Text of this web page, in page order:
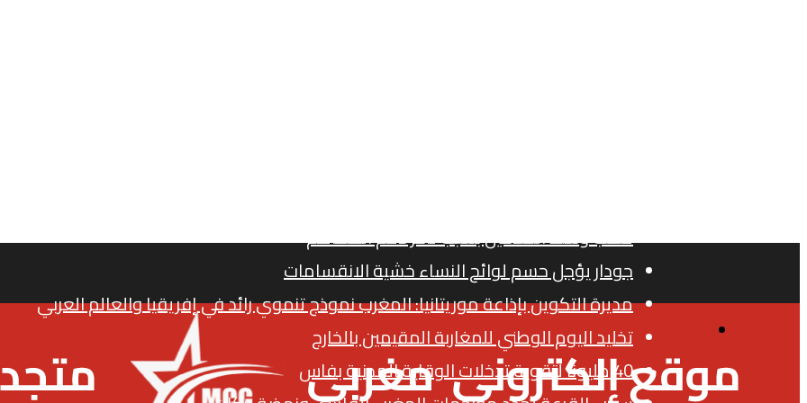
غضب وسط الفلاحين بسبب تأخر دعم الطماطم
جودار يؤجل حسم لوائح النساء خشية الانقسامات
مديرة التكوين بإذاعة موريتانيا: المغرب نموذج تنموي رائد في إفريقيا والعالم العربي
تخليد اليوم الوطني للمغاربة المقيمين بالخارج
40 مليونا لتقوية تدخلات الوقاية المدنية بفاس